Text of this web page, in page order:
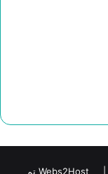
Webs2Host تم